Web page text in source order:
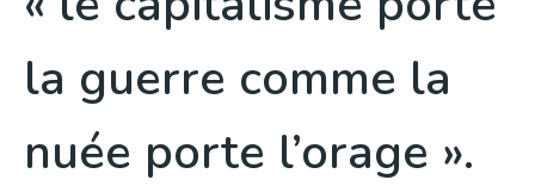
la guerre comme la
nuée porte l’orage ».